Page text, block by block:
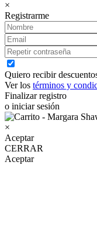
×
Registrarme
Quiero recibir
Ver los términos y
Finalizar registro
o iniciar sesión
×
Aceptar
CERRAR
Aceptar